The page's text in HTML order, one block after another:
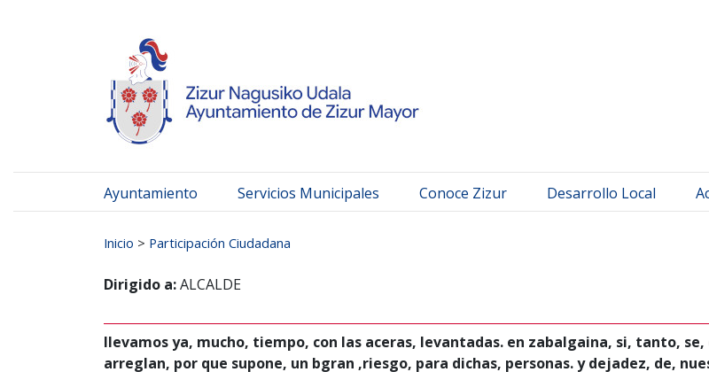
Ayuntamiento Servicios Municipales Conoce Zizur Desarrollo Local
Inicio > Participación Ciudadana
Dirigido a:ALCALDE
llevamos ya, mucho, tiempo, con las aceras, levantadas. en zabalgaina, si, tanto,
arreglan, por que supone, un bgran ,riesgo, para dichas, personas. y dejadez, de,